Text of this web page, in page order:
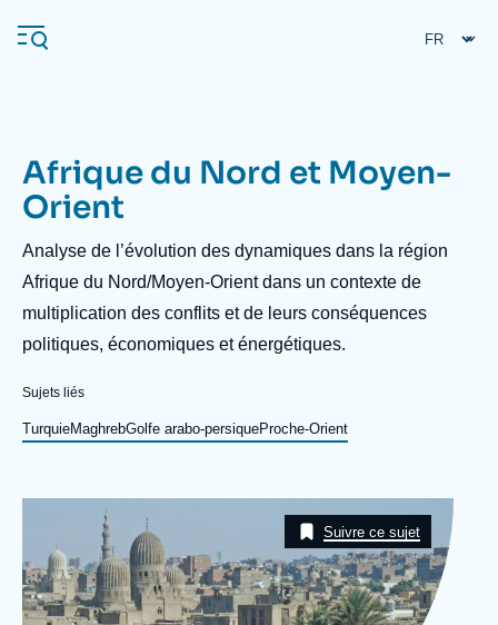
au
contenu
Navigation
principale
Analyses
Événements
Se connecter
Nous soutenir
À propos de l'Ifri
L'Ifri en bref
Recherches fréquentes
Afrique du Nord et Moyen-
Orient
Description
Analyse de l’évolution des dynamiques dans la région
Afrique du Nord/Moyen-Orient dans un contexte de
multiplication des conflits et de leurs conséquences
politiques, économiques et énergétiques.
Sujets liés
TurquieMaghrebGolfe arabo-persiqueProche-Orient
Taxonomie
Suivre ce sujet